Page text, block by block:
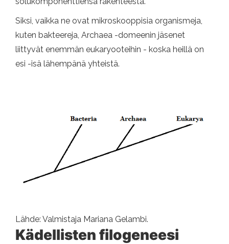
Siksi, vaikka ne ovat mikroskooppisia organismeja,
kuten bakteereja, Archaea -domeenin jäsenet
liittyvät enemmän eukaryooteihin - koska heillä on
esi -isä lähempänä yhteistä.
Lähde: Valmistaja Mariana Gelambi.
Kädellisten filogeneesi